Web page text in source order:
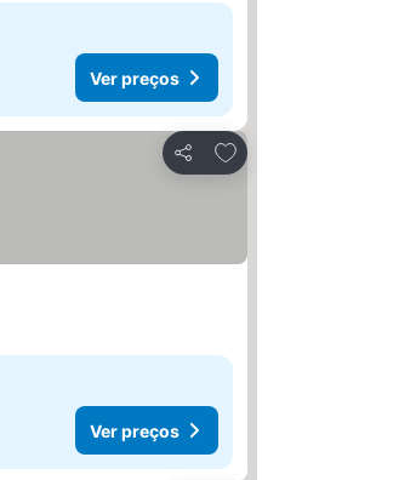
Ver preços
Partilhar
Adicionar aos favoritos
Ver preços